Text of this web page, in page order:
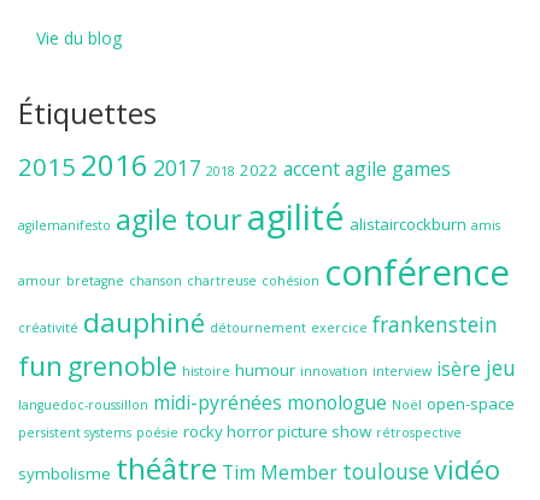
Vie du blog
Étiquettes
2015 2016 2017 2018 2022 accentagile games
agilemanifesto agile touragilité alistaircockburn amis
amour bretagne chanson chartreuse cohésion conférence
créativité dauphiné détournement exercice frankenstein
fun grenoble histoire humour innovation interview isère jeu
languedoc-roussillon midi-pyrénées monologue Noël open-space
persistent systems poésie rocky horror picture show rétrospective
symbolisme théâtre Tim Member toulousevidéo